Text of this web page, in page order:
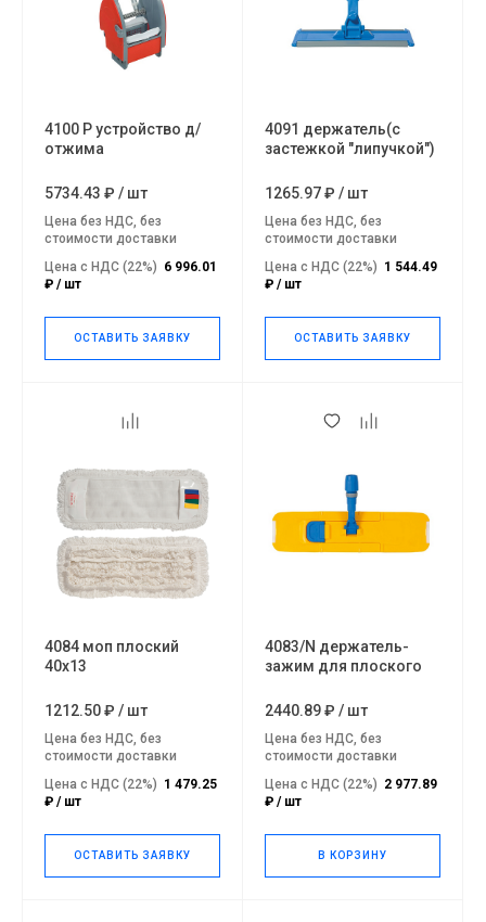
4100 P устройство д/
отжима
5734.43 ₽ / шт
Цена без НДС, без
стоимости доставки
Цена с НДС (22%) 6 996.01
₽ / шт
ОСТАВИТЬ ЗАЯВКУ
4091 держатель(с
застежкой "липучкой")
рукоятки
1265.97 ₽ / шт
Цена без НДС, без
стоимости доставки
Цена с НДС (22%) 1 544.49
₽ / шт
ОСТАВИТЬ ЗАЯВКУ
4084 моп плоский
40х13
1212.50 ₽ / шт
Цена без НДС, без
стоимости доставки
Цена с НДС (22%) 1 479.25
₽ / шт
ОСТАВИТЬ ЗАЯВКУ
4083/N держатель-
зажим для плоского
2440.89 ₽ / шт
Цена без НДС, без
стоимости доставки
Цена с НДС (22%) 2 977.89
₽ / шт
В КОРЗИНУ